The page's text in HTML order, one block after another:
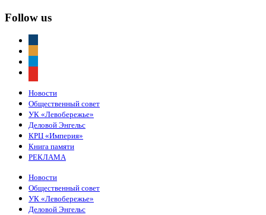
Follow us
Новости
Общественный совет
УК «Левобережье»
Деловой Энгельс
КРЦ «Империя»
Книга памяти
РЕКЛАМА
Новости
Общественный совет
УК «Левобережье»
Деловой Энгельс